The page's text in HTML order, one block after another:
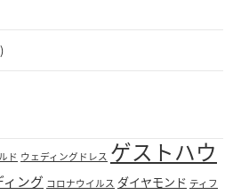
ド ウェディングドレス ゲストハウ
ング コロナウイルス ダイヤモンド ティフ